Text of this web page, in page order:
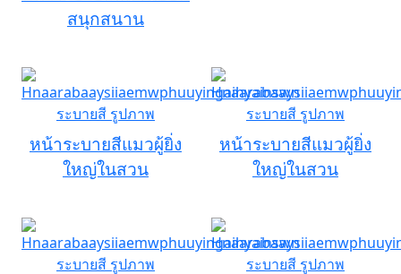
สนุกสนาน
หน้าระบายสีแมวผู้ยิ่ง
ใหญ่ในสวน
หน้าระบายสีแมวผู้ยิ่ง
ใหญ่ในสวน